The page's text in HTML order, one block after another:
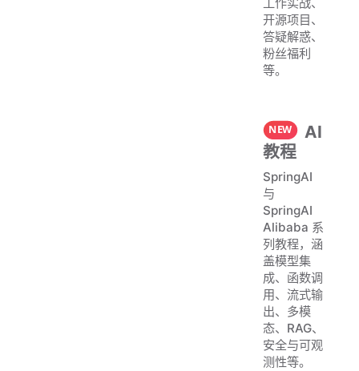
开源项目、
答疑解惑、
粉丝福利
等。
AI
教程
SpringAI
与
SpringAI
Alibaba 系
列教程，涵
盖模型集
成、函数调
用、流式输
出、多模
态、RAG、
安全与可观
测性等。